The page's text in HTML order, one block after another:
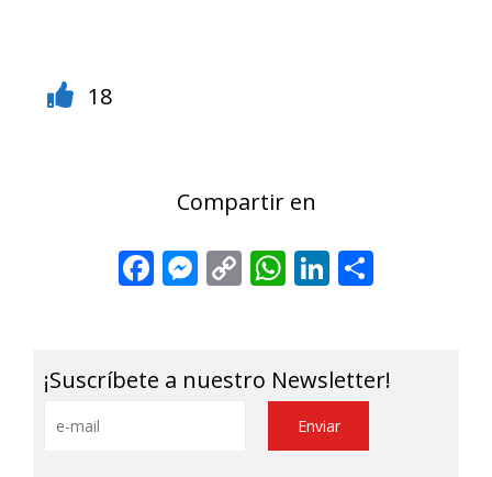
18
Compartir en
Facebook
Messenger
CopyWhatsApp
LinkedIn
¡Suscríbete a nuestro Newsletter!